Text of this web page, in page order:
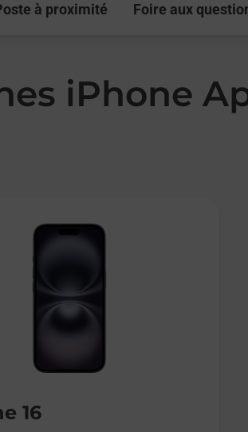
à proximité Foire aux
iPhone
16